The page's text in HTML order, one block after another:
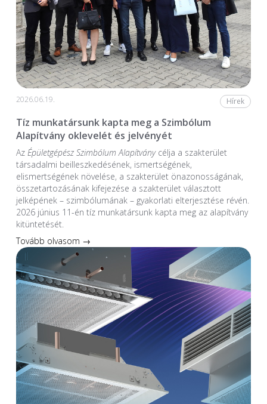
2026.06.19. Hírek
Tíz munkatársunk kapta meg a Szimbólum
Alapítvány oklevelét és jelvényét
Az Épületgépész Szimbólum Alapítványcélja a szakterület
társadalmi beilleszkedésének, ismertségének,
elismertségének növelése, a szakterület önazonosságának,
összetartozásának kifejezése a szakterület választott
jelképének – szimbólumának – gyakorlati elterjesztése révén.
2026 június 11-én tíz munkatársunk kapta meg az alapítvány
kitüntetését.
Tovább olvasom →